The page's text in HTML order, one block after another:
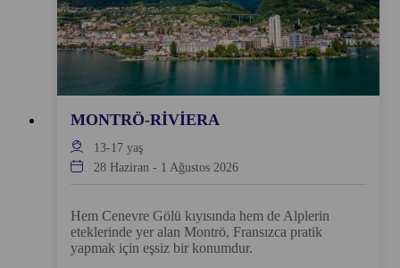
MONTRÖ-RIVIERA
13-17 yaş
28 Haziran- 1 Ağustos 2026
Hem Cenevre Gölü kıyısında hem de Alplerin
eteklerinde yer alan Montrö, Fransızca pratik
yapmak için eşsiz bir konumdur.